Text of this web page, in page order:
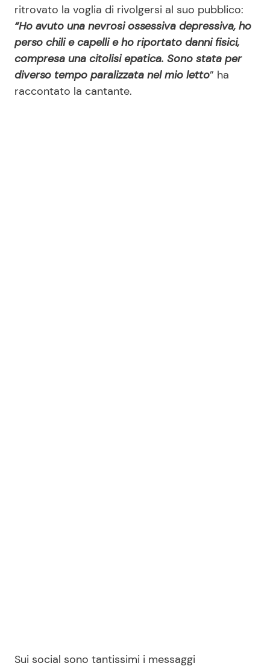
ritrovato la voglia di rivolgersi al suo pubblico:
“Ho avuto una nevrosi ossessiva depressiva, ho
perso chili e capelli e ho riportato danni fisici,
compresa una citolisi epatica. Sono stata per
diverso tempo paralizzata nel mio letto” ha
raccontato la cantante.
Sui social sono tantissimi i messaggi